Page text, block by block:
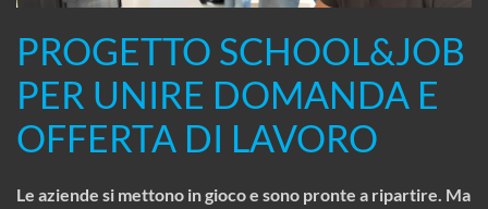
PROGETTO SCHOOL&JOB
PER UNIRE DOMANDA E
OFFERTA DI LAVORO
Le aziende si mettono in gioco e sono pronte a ripartire. Ma